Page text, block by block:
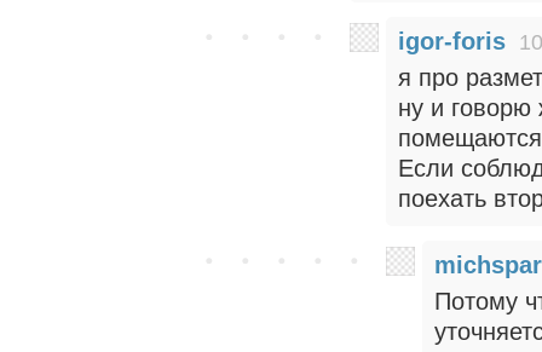
igor-foris
я про
ну и
Если
поехать
michspar
Потому